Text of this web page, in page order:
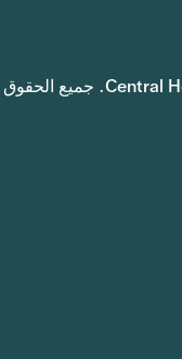
جميع الحقوق محفوظة © 2026 Central Health. جميع الحقوق